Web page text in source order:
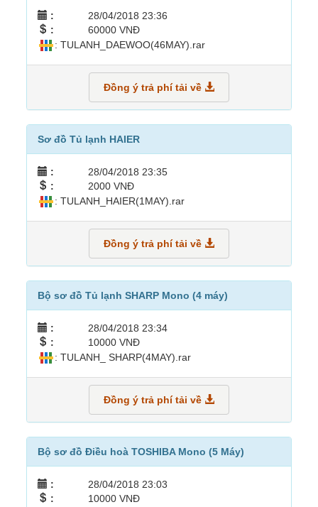
: 28/04/2018 23:36
: 60000 VNĐ
: TULANH_DAEWOO(46MAY).rar
Đồng ý trả phí tải về
Sơ đồ Tủ lạnh HAIER
: 28/04/2018 23:35
: 2000 VNĐ
: TULANH_HAIER(1MAY).rar
Đồng ý trả phí tải về
Bộ sơ đồ Tủ lạnh SHARP Mono (4 máy)
: 28/04/2018 23:34
: 10000 VNĐ
: TULANH_ SHARP(4MAY).rar
Đồng ý trả phí tải về
Bộ sơ đồ Điều hoà TOSHIBA Mono (5 Máy)
: 28/04/2018 23:03
: 10000 VNĐ